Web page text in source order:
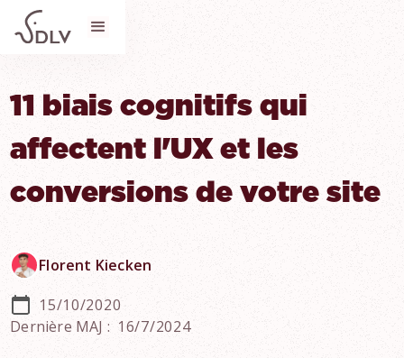
11 biais cognitifs qui
affectent l'UX et les
conversions de votre site
Florent Kiecken
15/10/2020
Dernière MAJ : 16/7/2024